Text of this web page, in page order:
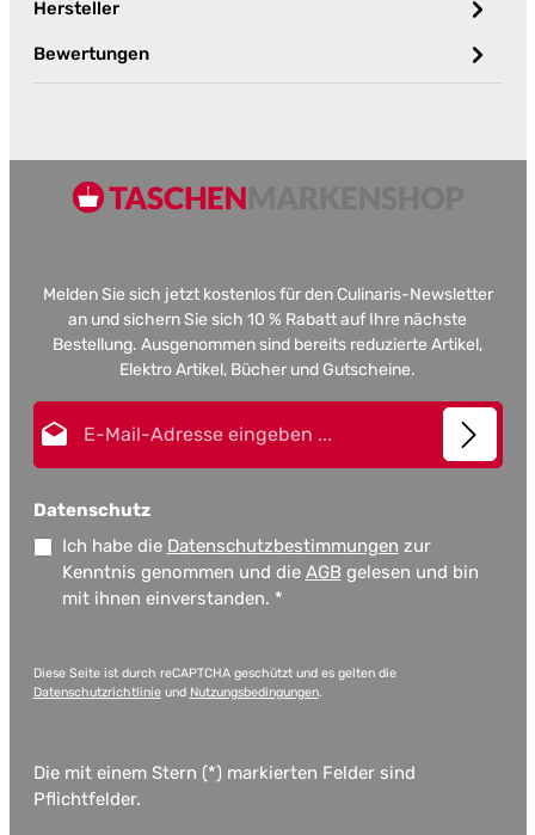
Hersteller
Bewertungen
Melden Sie sich jetzt kostenlos für den Culinaris-Newsletter
an und sichern Sie sich 10 % Rabatt auf Ihre nächste
Bestellung. Ausgenommen sind bereits reduzierte Artikel,
Elektro Artikel, Bücher und Gutscheine.
Datenschutz
Ich habe die Datenschutzbestimmungen zur
Kenntnis genommen und die AGB gelesen und bin
mit ihnen einverstanden. *
Diese Seite ist durch reCAPTCHA geschützt und es gelten die
Datenschutzrichtlinieund Nutzungsbedingungen.
Die mit einem Stern (*) markierten Felder sind
Pflichtfelder.